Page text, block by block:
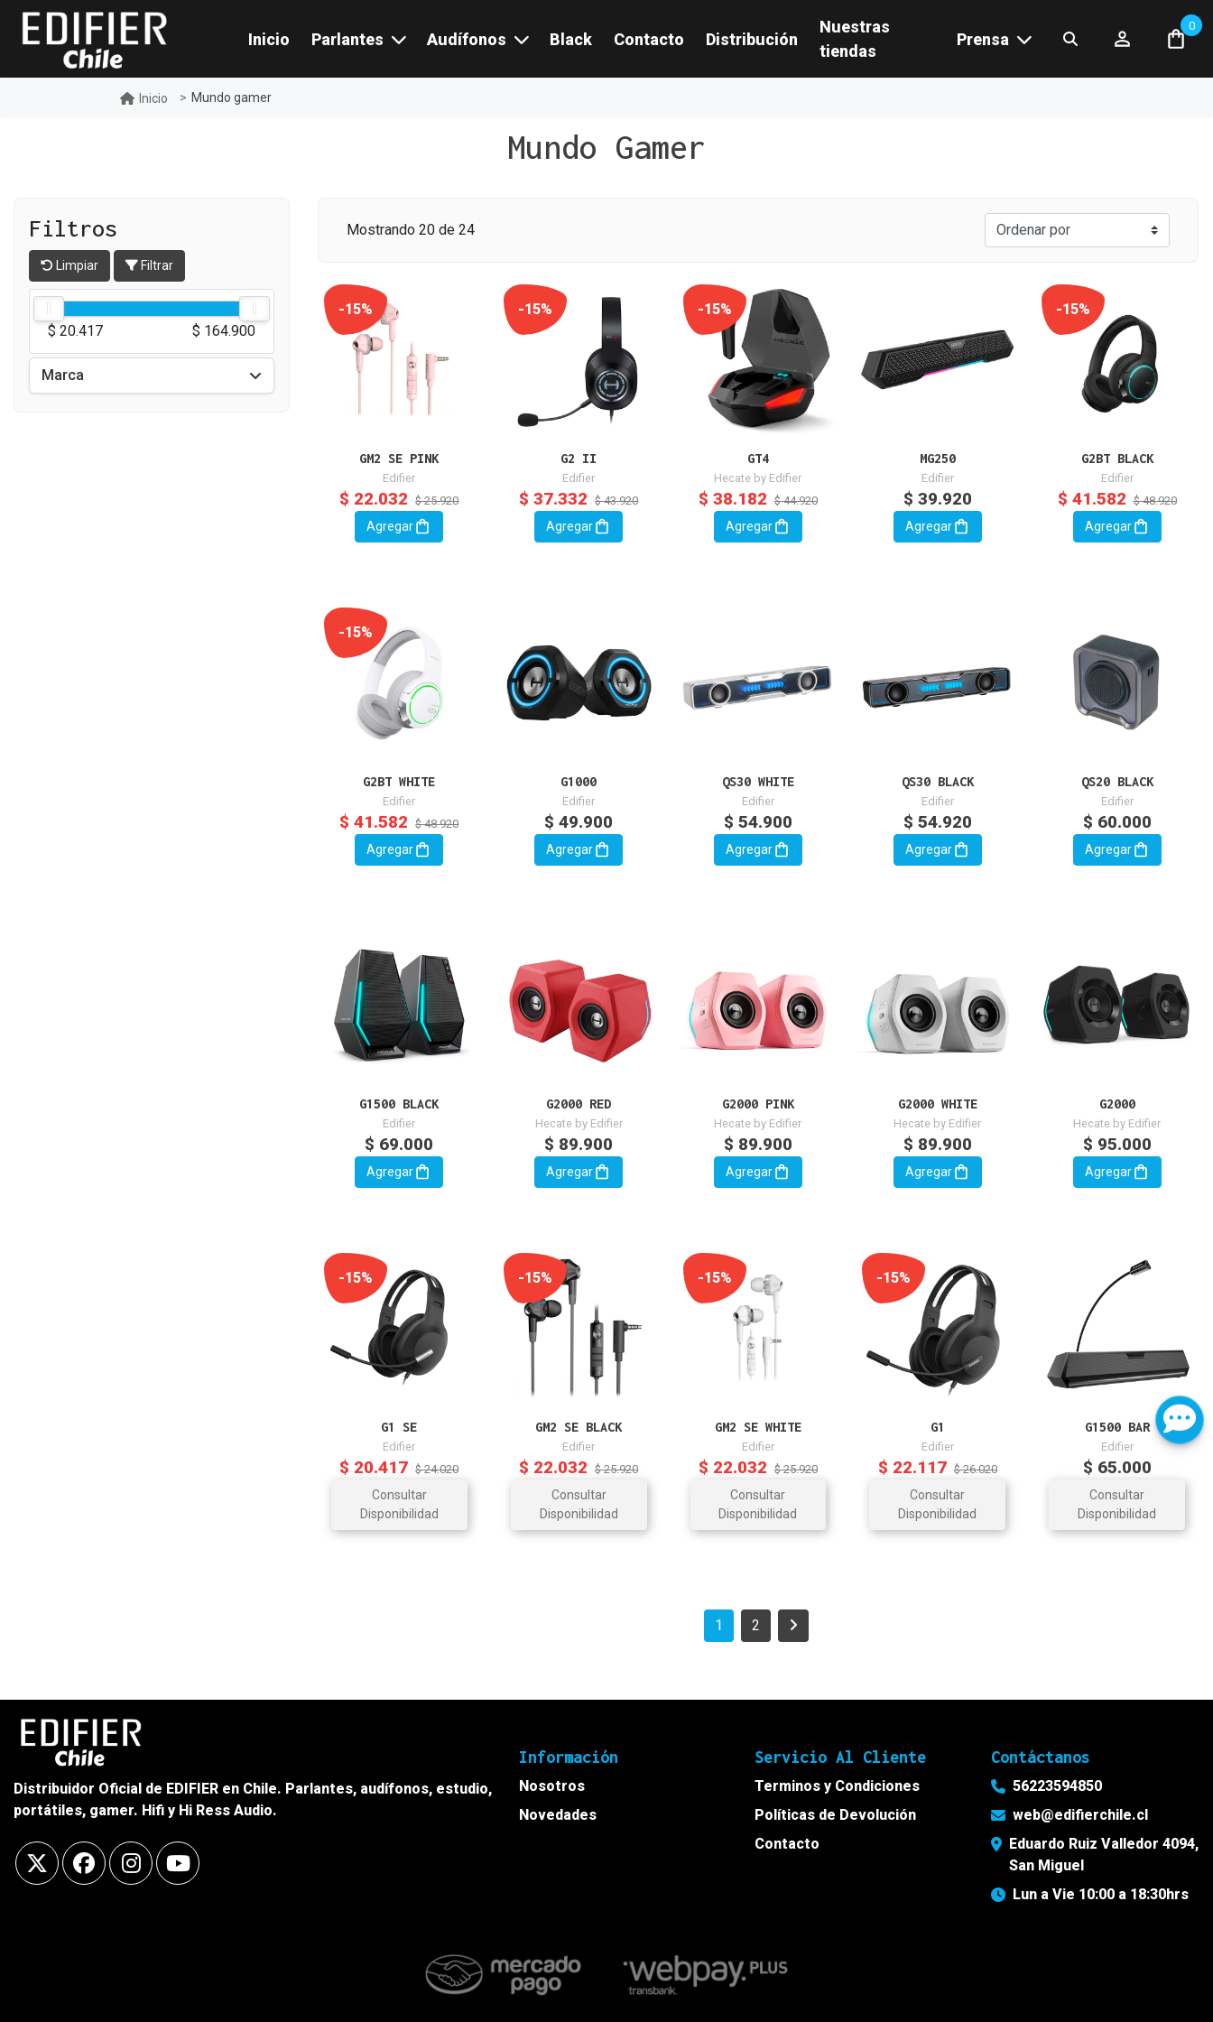
Inicio Parlantes Audífonos Black Contacto Distribución
Nuestras
tiendas
Prensa
0
Inicio Mundo gamer
Mundo Gamer
Filtros
Limpiar Filtrar
$ 20.417 $ 164.900
Marca
Mostrando 20 de 24
-15%
GM2 SE PINK
Edifier
$ 25.920
$ 22.032
Agregar
-15%
G2 II
Edifier
$ 43.920
$ 37.332
Agregar
-15%
GT4
Hecate by Edifier
$ 44.920
$ 38.182
Agregar
MG250
Edifier
$ 39.920
Agregar
-15%
G2BT BLACK
Edifier
$ 48.920
$ 41.582
Agregar
-15%
G2BT WHITE
Edifier
$ 48.920
$ 41.582
Agregar
G1000
Edifier
$ 49.900
Agregar
QS30 WHITE
Edifier
$ 54.900
Agregar
QS30 BLACK
Edifier
$ 54.920
Agregar
QS20 BLACK
Edifier
$ 60.000
Agregar
G1500 BLACK
Edifier
$ 69.000
Agregar
G2000 RED
Hecate by Edifier
$ 89.900
Agregar
G2000 PINK
Hecate by Edifier
$ 89.900
Agregar
G2000 WHITE
Hecate by Edifier
$ 89.900
Agregar
G2000
Hecate by Edifier
$ 95.000
Agregar
-15%
G1 SE
Edifier
$ 24.020
$ 20.417
Consultar
Disponibilidad
-15%
GM2 SE BLACK
Edifier
$ 25.920
$ 22.032
Consultar
Disponibilidad
-15%
GM2 SE WHITE
Edifier
$ 25.920
$ 22.032
Consultar
Disponibilidad
-15%
G1
Edifier
$ 26.020
$ 22.117
Consultar
Disponibilidad
G1500 BAR
Edifier
$ 65.000
Consultar
Disponibilidad
1 2
Distribuidor Oficial de EDIFIER en Chile. Parlantes, audífonos, estudio,
portátiles, gamer. Hifi y Hi Ress Audio.
Información
Nosotros
Novedades
Servicio Al Cliente
Terminos y Condiciones
Políticas de Devolución
Contacto
Contáctanos
56223594850
web@edifierchile.cl
Eduardo Ruiz Valledor 4094,
San Miguel
Lun a Vie 10:00 a 18:30hrs